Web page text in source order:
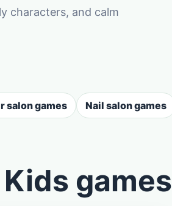
characters, and calm
salon games Nail salon games
Kids games